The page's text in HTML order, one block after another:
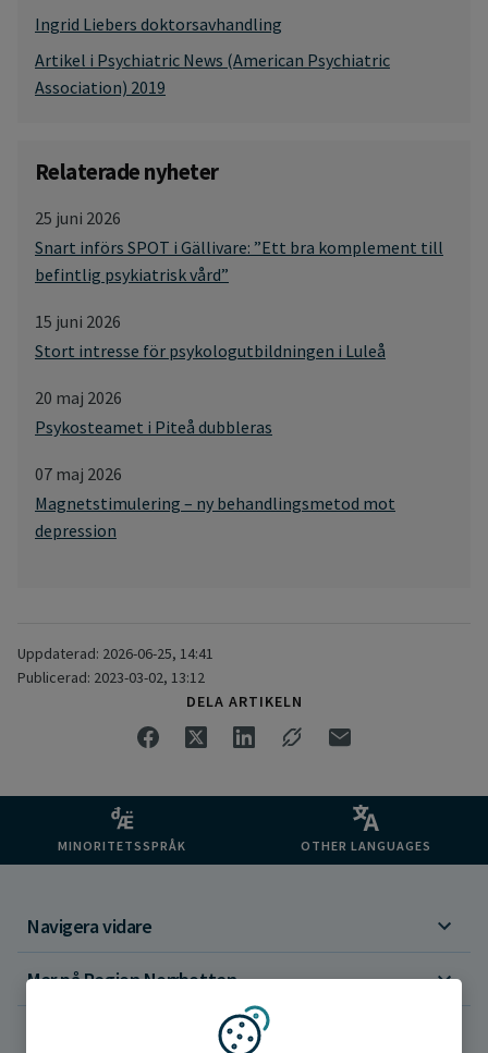
Ingrid Liebers doktorsavhandling
Artikel i Psychiatric News (American Psychiatric
Association) 2019
Relaterade nyheter
25 juni 2026
Snart införs SPOT i Gällivare: ”Ett bra komplement till
befintlig psykiatrisk vård”
15 juni 2026
Stort intresse för psykologutbildningen i Luleå
20 maj 2026
Psykosteamet i Piteå dubbleras
07 maj 2026
Magnetstimulering – ny behandlingsmetod mot
depression
Uppdaterad: 2026-06-25, 14:41
Publicerad: 2023-03-02, 13:12
DELA ARTIKELN
MINORITETSSPRÅK OTHER LANGUAGES
Navigera vidare
Mer på Region Norrbotten